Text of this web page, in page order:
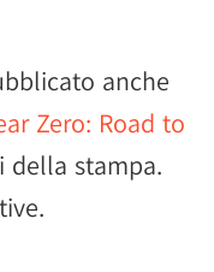
anche
Zero: Road to
della stampa.